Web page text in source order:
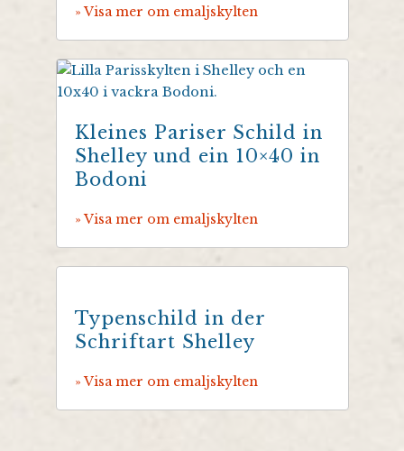
» Visa mer om emaljskylten
Kleines Pariser Schild in
Shelley und ein 10×40 in
Bodoni
» Visa mer om emaljskylten
Typenschild in der
Schriftart Shelley
» Visa mer om emaljskylten